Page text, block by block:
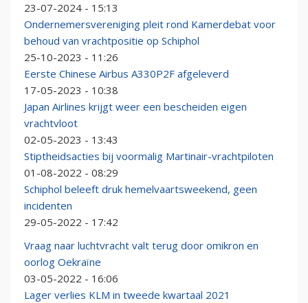
23-07-2024 - 15:13
Ondernemersvereniging pleit rond Kamerdebat voor
behoud van vrachtpositie op Schiphol
25-10-2023 - 11:26
Eerste Chinese Airbus A330P2F afgeleverd
17-05-2023 - 10:38
Japan Airlines krijgt weer een bescheiden eigen
vrachtvloot
02-05-2023 - 13:43
Stiptheidsacties bij voormalig Martinair-vrachtpiloten
01-08-2022 - 08:29
Schiphol beleeft druk hemelvaartsweekend, geen
incidenten
29-05-2022 - 17:42
Vraag naar luchtvracht valt terug door omikron en
oorlog Oekraïne
03-05-2022 - 16:06
Lager verlies KLM in tweede kwartaal 2021